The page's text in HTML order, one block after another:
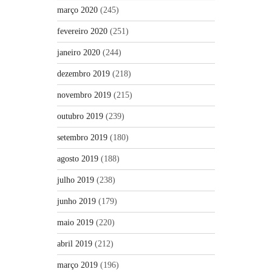
março 2020 (245)
fevereiro 2020 (251)
janeiro 2020 (244)
dezembro 2019 (218)
novembro 2019 (215)
outubro 2019 (239)
setembro 2019 (180)
agosto 2019 (188)
julho 2019 (238)
junho 2019 (179)
maio 2019 (220)
abril 2019 (212)
março 2019 (196)